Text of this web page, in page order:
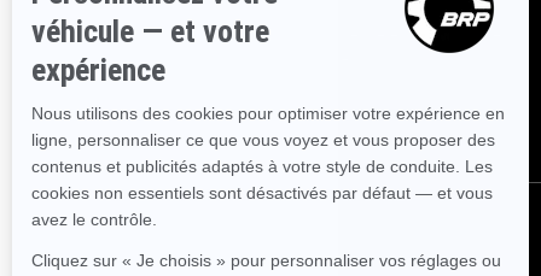
Inscrivez-vous à nos courriels.Recevez les dernières nouvelles, les
ABONNEZ-VOUS